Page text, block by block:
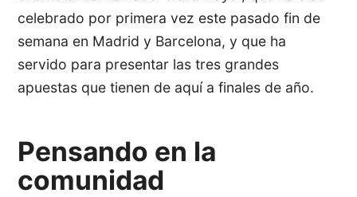
celebrado por primera vez este pasado fin de
semana en Madrid y Barcelona, y que ha
servido para presentar las tres grandes
apuestas que tienen de aquí a finales de año.
Pensando en la
comunidad